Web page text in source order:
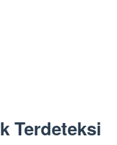
Terdeteksi